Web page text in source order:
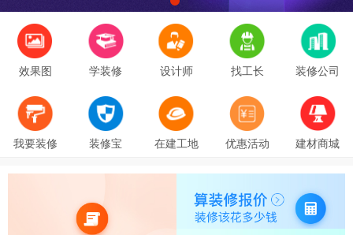
效果图 学装修 设计师 找工长 装修公司
我要装修 装修宝 在建工地 优惠活动 建材商城